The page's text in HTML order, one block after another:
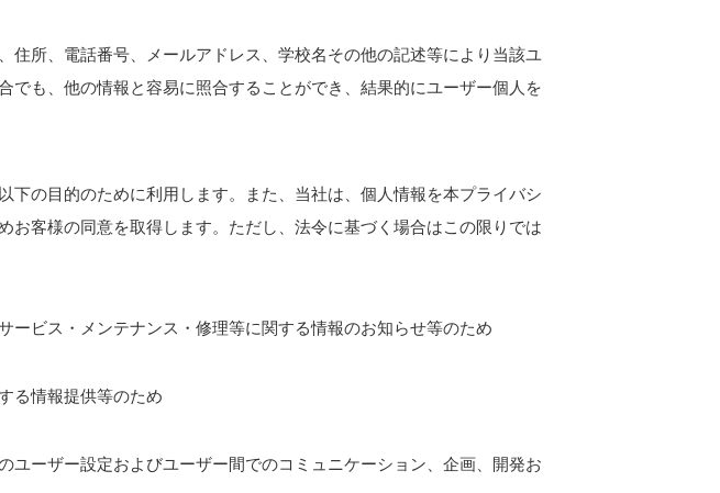
所、電話番号、メールアドレス、学校名その他の記述等により当該ユ
も、他の情報と容易に照合することができ、結果的にユーザー個人を
の目的のために利用します。また、当社は、個人情報を本プライバシ
客様の同意を取得します。ただし、法令に基づく場合はこの限りでは
ービス・メンテナンス・修理等に関する情報のお知らせ等のため
る情報提供等のため
ーザー設定およびユーザー間でのコミュニケーション、企画、開発お